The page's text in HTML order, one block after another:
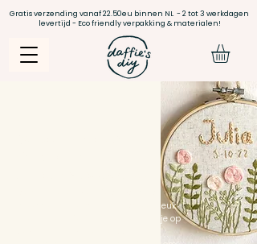
Gratis verzending vanaf 22.50eu binnen NL - 2 tot 3 werkdagen
levertijd - Eco friendly verpakking & materialen!
misschien al geboren, nu nog een leuk
uniek cadeautje. Of misschien ben je op